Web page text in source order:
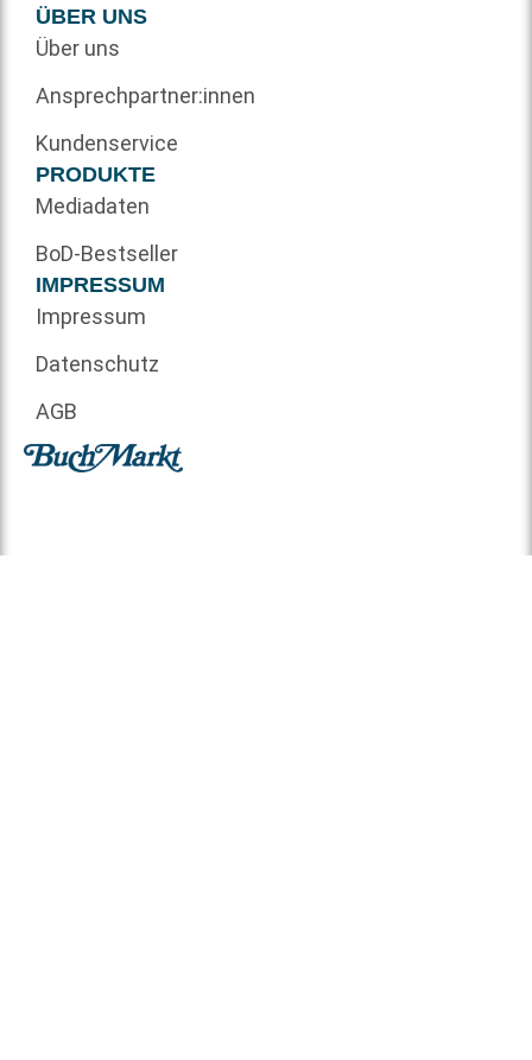
ÜBER UNS
Über uns
Ansprechpartner:innen
Kundenservice
PRODUKTE
Mediadaten
BoD-Bestseller
IMPRESSUM
Impressum
Datenschutz
AGB